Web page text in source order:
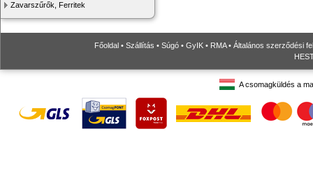
Zavarszűrők, Ferritek
Főoldal • Szállítás • Súgó • GyIK • RMA• Általános szerződési
A csomagküldés a